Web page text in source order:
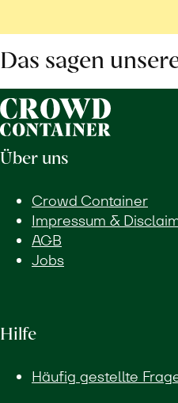
Das sagen
Über uns
Crowd Container
Impressum &
AGB
Jobs
Hilfe
Häufig gestellte